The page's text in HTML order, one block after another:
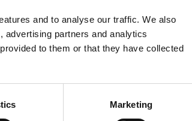
and to analyse our traffic. We also
advertising partners and analytics
to them or that they have collected
Marketing
er personoplysninger ifølge